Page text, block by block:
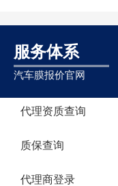
服务体系
汽车膜报价官网
代理资质查询
质保查询
代理商登录